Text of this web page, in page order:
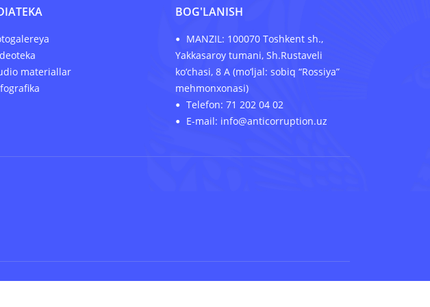
materiallar
BOG'LANISH
MANZIL: 100070 Toshkent sh.,
Yakkasaroy tumani, Sh.Rustaveli
ko‘chasi, 8 A (mo‘ljal: sobiq “Rossiya”
mehmonxonasi)
Telefon: 71 202 04 02
E-mail: info@anticorruption.uz